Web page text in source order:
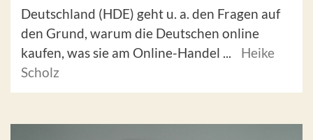
Deutschland (HDE) geht u. a. den Fragen auf
den Grund, warum die Deutschen online
kaufen, was sie am Online-Handel ...
Heike
Scholz